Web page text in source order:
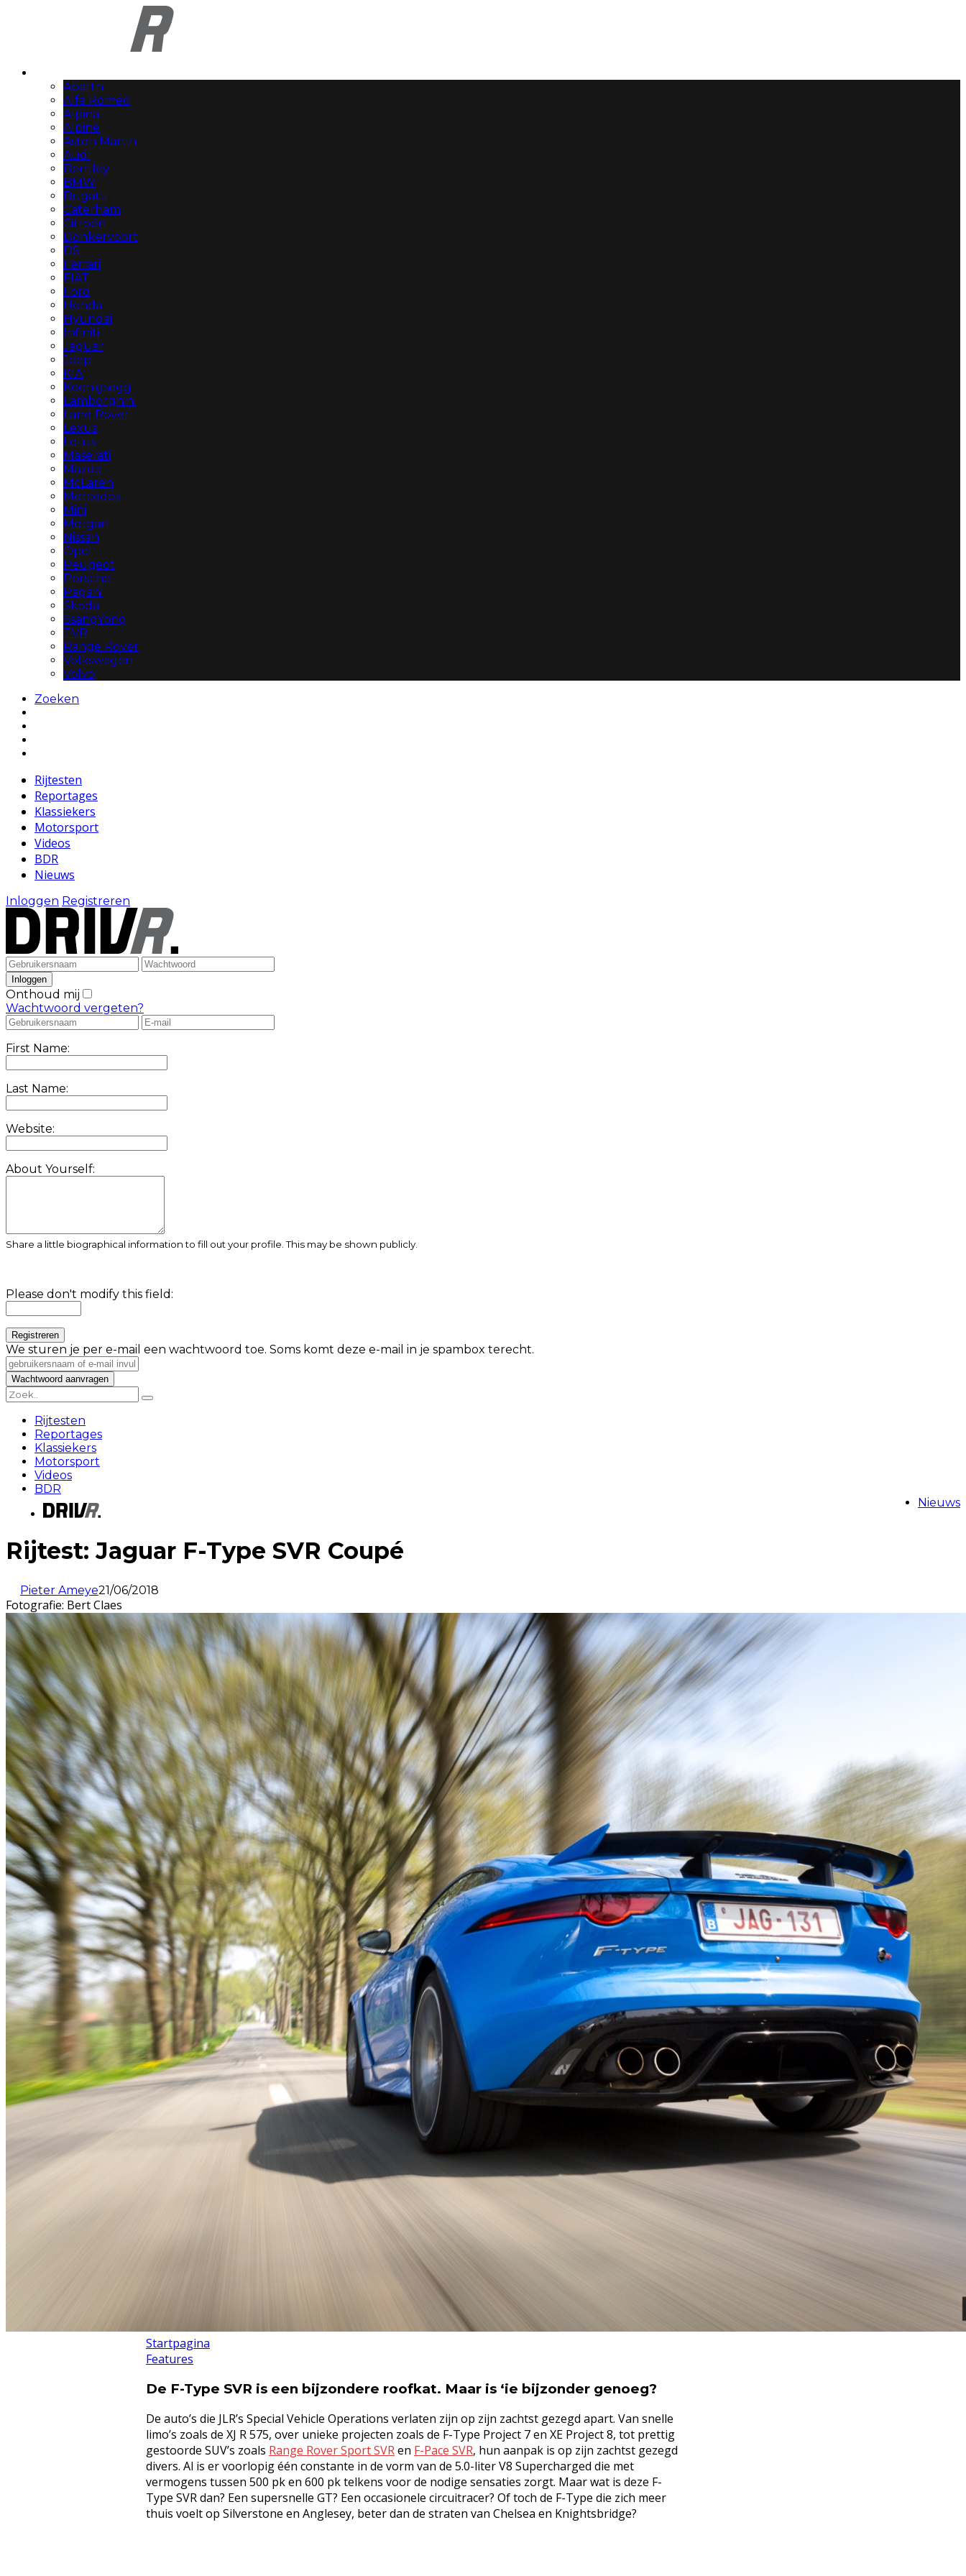
Abarth
Alfa Romeo
Alpina
Alpine
Aston Martin
Audi
Bentley
BMW
Bugatti
Caterham
Citroën
Donkervoort
DS
Ferrari
FIAT
Ford
Honda
Hyundai
Infiniti
Jaguar
Jeep
KIA
Koenigsegg
Lamborghini
Land Rover
Lexus
Lotus
Maserati
Mazda
McLaren
Mercedes
Mini
Morgan
Nissan
Opel
Peugeot
Porsche
Pagani
Skoda
SsangYong
TVR
Range Rover
Volkswagen
Volvo
Zoeken
Rijtesten
Reportages
Klassiekers
Motorsport
Videos
BDR
Nieuws
Inloggen Registreren
Onthoud mij
Wachtwoord vergeten?
First Name:
Last Name:
Website:
About Yourself:
Share a little biographical information to fill out your profile. This may be shown publicly.
Please don't modify this field:
We sturen je per e-mail een wachtwoord toe. Soms komt deze e-mail in je spambox terecht.
Rijtesten
Reportages
Klassiekers
Motorsport
Videos
BDR
Nieuws
Rijtest: Jaguar F-Type SVR Coupé
Pieter Ameye21/06/2018
Fotografie: Bert Claes
Startpagina
Features
De F-Type SVR is een bijzondere roofkat. Maar is ‘ie bijzonder genoeg?
De auto’s die JLR’s Special Vehicle Operations verlaten zijn op zijn zachtst gezegd apart. Van snelle
limo’s zoals de XJ R 575, over unieke projecten zoals de F-Type Project 7 en XE Project 8, tot prettig
gestoorde SUV’s zoals Range Rover Sport SVRen F-Pace SVR, hun aanpak is op zijn zachtst gezegd
divers. Al is er voorlopig één constante in de vorm van de 5.0-liter V8 Supercharged die met
vermogens tussen 500 pk en 600 pk telkens voor de nodige sensaties zorgt. Maar wat is deze F-
Type SVR dan? Een supersnelle GT? Een occasionele circuitracer? Of toch de F-Type die zich meer
thuis voelt op Silverstone en Anglesey, beter dan de straten van Chelsea en Knightsbridge?